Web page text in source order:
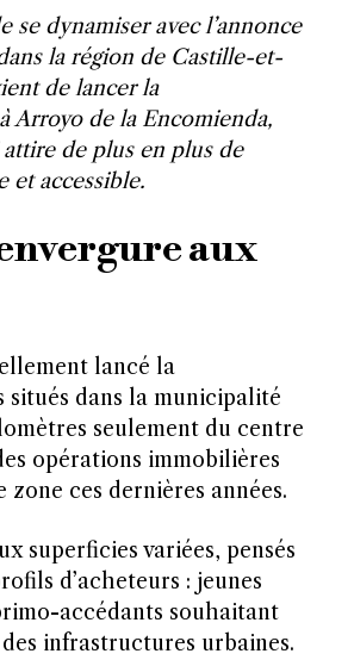
dynamiser avec l’annonce
la région de Castille-et-
de lancer la
Arroyo de la Encomienda,
de plus en plus de
et accessible.
aux
lancé la
situés dans la municipalité
seulement du centre
opérations immobilières
ces dernières années.
superficies variées, pensés
d’acheteurs : jeunes
accédants souhaitant
infrastructures urbaines.